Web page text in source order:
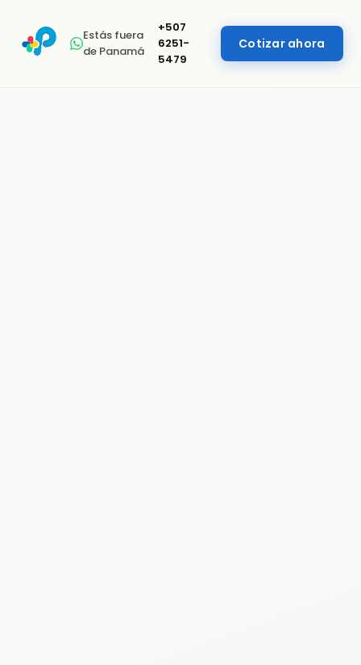
Estás fuera
de Panamá
+507
6251-
5479
Cotizar ahora